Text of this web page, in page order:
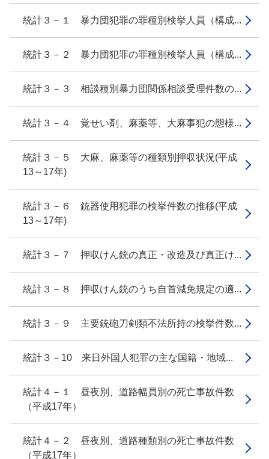
統計３－１ 暴力団犯罪の罪種別検挙人員（構成...
統計３－２ 暴力団犯罪の罪種別検挙人員（構成...
統計３－３ 相談種別暴力団関係相談受理件数の...
統計３－４ 覚せい剤、麻薬等、大麻事犯の態様...
統計３－５ 大麻、麻薬等の種類別押収状況(平成
13～17年)
統計３－６ 銃器使用犯罪の検挙件数の推移(平成
13～17年)
統計３－７ 押収けん銃の真正・改造及び真正け...
統計３－８ 押収けん銃のうち自首減免規定の適...
統計３－９ 主要銃砲刀剣類不法所持の検挙件数...
統計３－10 来日外国人犯罪の主な国籍・地域...
統計４－１ 昼夜別、道路幅員別の死亡事故件数
（平成17年）
統計４－２ 昼夜別、道路種類別の死亡事故件数
（平成17年）